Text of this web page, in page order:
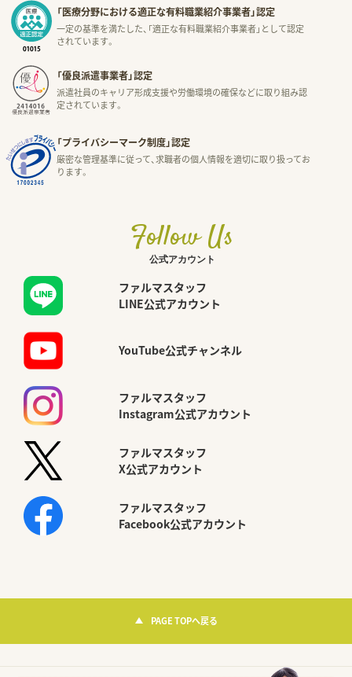
「医療分野における適正な有料職業紹介事業者」認定
一定の基準を満たした、「適正な有料職業紹介事業者」として認定
されています。
「優良派遣事業者」認定
派遣社員のキャリア形成支援や労働環境の確保などに取り組み認
定されています。
「プライバシーマーク制度」認定
厳密な管理基準に従って、求職者の個人情報を適切に取り扱ってお
ります。
Follow Us
公式アカウント
ファルマスタッフ
LINE公式アカウント
YouTube公式チャンネル
ファルマスタッフ
Instagram公式アカウント
ファルマスタッフ
X公式アカウント
ファルマスタッフ
Facebook公式アカウント
PAGE TOPへ戻る